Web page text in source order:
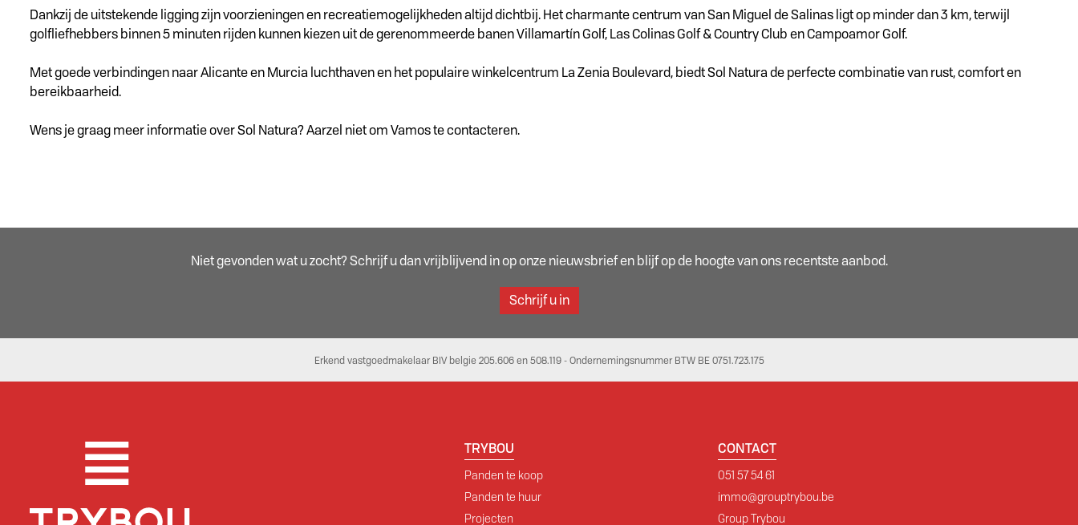
Dankzij de uitstekende ligging zijn voorzieningen en recreatiemogelijkheden altijd dichtbij. Het charmante centrum van San Miguel de Salinas ligt op minder dan 3 km, terwijl
golfliefhebbers binnen 5 minuten rijden kunnen kiezen uit de gerenommeerde banen Villamartín Golf, Las Colinas Golf & Country Club en Campoamor Golf.
Met goede verbindingen naar Alicante en Murcia luchthaven en het populaire winkelcentrum La Zenia Boulevard, biedt Sol Natura de perfecte combinatie van rust, comfort en
bereikbaarheid.
Wens je graag meer informatie over Sol Natura? Aarzel niet om Vamos te contacteren.
Niet gevonden wat u zocht? Schrijf u dan vrijblijvend in op onze nieuwsbrief en blijf op de hoogte van ons recentste aanbod.
Schrijf u in
Erkend vastgoedmakelaar BIV belgie 205.606 en 508.119 - Ondernemingsnummer BTW BE 0751.723.175
TRYBOU
Panden te koop
Panden te huur
Projecten
CONTACT
051 57 54 61
immo@grouptrybou.be
Group Trybou